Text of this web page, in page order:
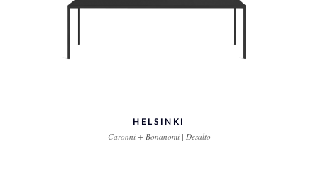
HELSINKI
Caronni + Bonanomi | Desalto